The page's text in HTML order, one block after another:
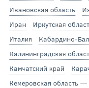
Ивановская область
Иран
Иркутская
Италия
Кабардино-
Калининградская
Камчатский край
Кемеровская область —